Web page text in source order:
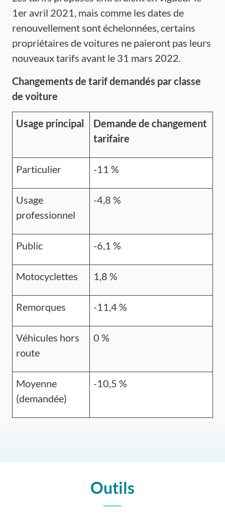
1er avril 2021, mais comme les dates de
renouvellement sont échelonnées, certains
propriétaires de voitures ne paieront pas leurs
nouveaux tarifs avant le 31 mars 2022.
Changements de tarifdemandés parclasse
de voiture
Usage principal Demande de changement
tarifaire
Particulier -11 %
Usage
professionnel
-4,8 %
Public -6,1 %
Motocyclettes 1,8 %
Remorques -11,4 %
Véhicules hors
route
0 %
Moyenne
(demandée)
-10,5 %
Outils